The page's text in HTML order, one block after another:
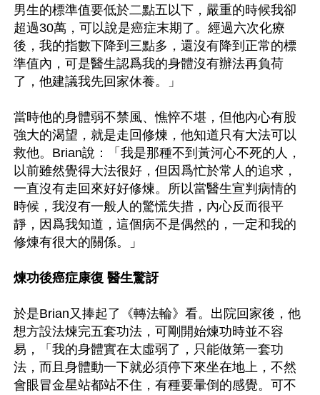
男生的標準值要低於二點五以下，嚴重的時候我卻
超過30萬，可以說是癌症末期了。經過六次化療
後，我的指數下降到三點多，還沒有降到正常的標
準值內，可是醫生認爲我的身體沒有辦法再負荷
了，他建議我先回家休養。」
當時他的身體弱不禁風、憔悴不堪，但他內心有股
強大的渴望，就是走回修煉，他知道只有大法可以
救他。Brian說：「我是那種不到黃河心不死的人，
以前雖然覺得大法很好，但因爲忙於常人的追求，
一直沒有走回來好好修煉。所以當醫生宣判病情的
時候，我沒有一般人的驚慌失措，內心反而很平
靜，因爲我知道，這個病不是偶然的，一定和我的
修煉有很大的關係。」
煉功後癌症康復 醫生驚訝
於是Brian又捧起了《轉法輪》看。出院回家後，他
想方設法煉完五套功法，可剛開始煉功時並不容
易，「我的身體實在太虛弱了，只能做第一套功
法，而且身體動一下就必須停下來坐在地上，不然
會眼冒金星站都站不住，有種要暈倒的感覺。可不